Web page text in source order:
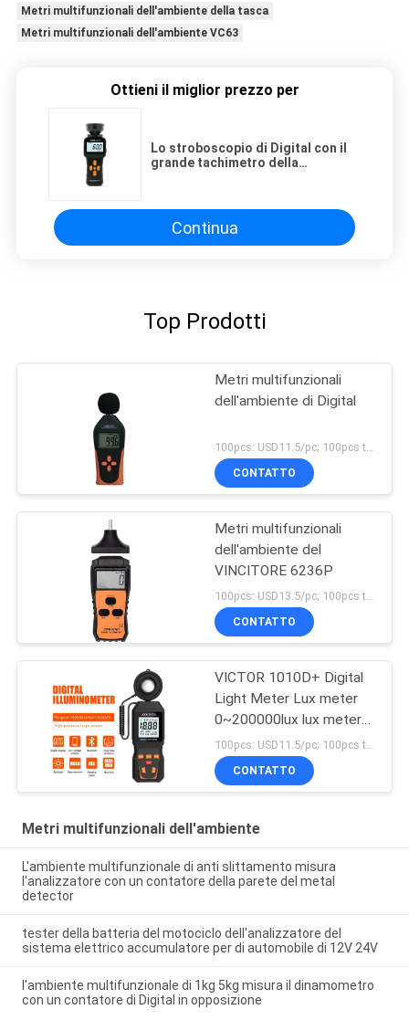
Metri multifunzionali dell'ambiente della tasca
Metri multifunzionali dell'ambiente VC63
Ottieni il miglior prezzo per
Lo stroboscopio di Digital con il
grande tachimetro della
commovente
Continua
Top Prodotti
Metri multifunzionali
dell'ambiente di Digital
100pcs: USD11.5/pc; 100pcs to 500pcs: USD11/pc; 500pcs to 1000pcs: USD10.5; Above 3000pcs: USD10/pc MOQ:100PCS
CONTATTO
Metri multifunzionali
dell'ambiente del
VINCITORE 6236P
CONTATTO
VICTOR 1010D+ Digital
Light Meter Lux meter
0~200000lux lux meter
di illuminazione a LED
CONTATTO
Metri multifunzionali dell'ambiente
L'ambiente multifunzionale di anti slittamento misura
l'analizzatore con un contatore della parete del metal
detector
tester della batteria del motociclo dell'analizzatore del
sistema elettrico accumulatore per di automobile di 12V 24V
l'ambiente multifunzionale di 1kg 5kg misura il dinamometro
con un contatore di Digital in opposizione